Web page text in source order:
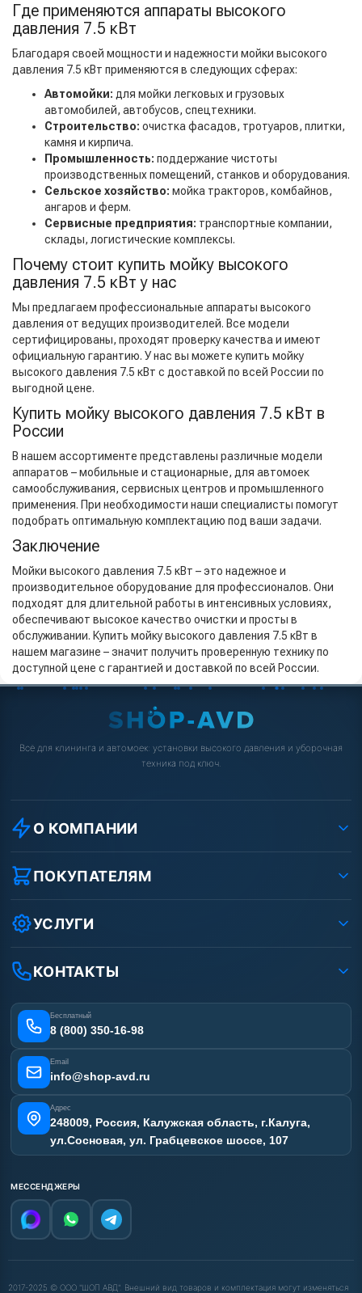
Где применяются аппараты высокого
давления 7.5 кВт
Благодаря своей мощности и надежности мойки высокого
давления 7.5 кВт применяются в следующих сферах:
Автомойки: для мойки легковых и грузовых
автомобилей, автобусов, спецтехники.
Строительство: очистка фасадов, тротуаров, плитки,
камня и кирпича.
Промышленность: поддержание чистоты
производственных помещений, станков и оборудования.
Сельское хозяйство: мойка тракторов, комбайнов,
ангаров и ферм.
Сервисные предприятия: транспортные компании,
склады, логистические комплексы.
Почему стоит купить мойку высокого
давления 7.5 кВт у нас
Мы предлагаем профессиональные аппараты высокого
давления от ведущих производителей. Все модели
сертифицированы, проходят проверку качества и имеют
официальную гарантию. У нас вы можете купить мойку
высокого давления 7.5 кВт с доставкой по всей России по
выгодной цене.
Купить мойку высокого давления 7.5 кВт в
России
В нашем ассортименте представлены различные модели
аппаратов – мобильные и стационарные, для автомоек
самообслуживания, сервисных центров и промышленного
применения. При необходимости наши специалисты помогут
подобрать оптимальную комплектацию под ваши задачи.
Заключение
Мойки высокого давления 7.5 кВт – это надежное и
производительное оборудование для профессионалов. Они
подходят для длительной работы в интенсивных условиях,
обеспечивают высокое качество очистки и просты в
обслуживании. Купить мойку высокого давления 7.5 кВт в
нашем магазине – значит получить проверенную технику по
доступной цене с гарантией и доставкой по всей России.
Всё для клининга и автомоек: установки высокого давления и уборочная
техника под ключ.
О КОМПАНИИ
О компании
Реквизиты ООО «Шоп АВД»
Условия соглашения
Вакансии
Статьи
ПОКУПАТЕЛЯМ
Как заказать?
Оплата
Лизинг
Получить скидку
УСЛУГИ
Ремонт АВД
Сертификаты
Отзывы наших клиентов
Карта сайта
КОНТАКТЫ
Бесплатный
8 (800) 350-16-98
Email
info@shop-avd.ru
Адрес
248009, Россия, Калужская область, г.Калуга,
ул.Сосновая, ул. Грабцевское шоссе, 107
МЕССЕНДЖЕРЫ
2017-2025 © ООО "ШОП АВД". Внешний вид товаров и комплектация могут изменяться